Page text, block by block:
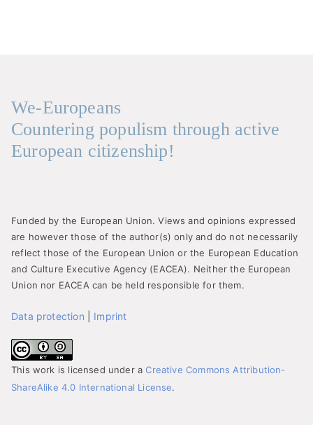
We-Europeans
Countering populism through active
European citizenship!
Funded by the European Union. Views and opinions expressed
are however those of the author(s) only and do not necessarily
reflect those of the European Union or the European Education
and Culture Executive Agency (EACEA). Neither the European
Union nor EACEA can be held responsible for them.
Data protection Imprint
This work is licensed under aCreative Commons Attribution-
ShareAlike 4.0 International License.